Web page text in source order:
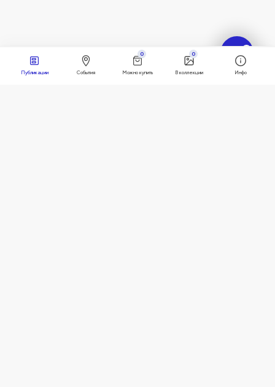
Публикации События Можно купить
0
В коллекции
0
Инфо